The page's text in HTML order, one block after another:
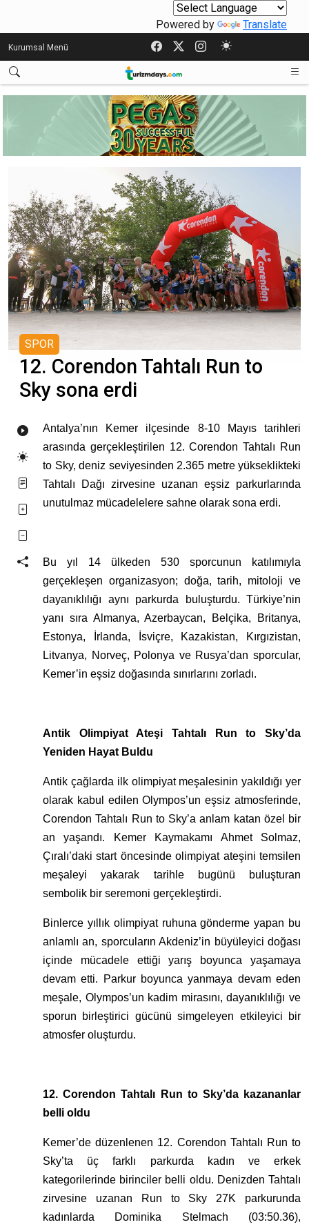
Powered by Translate
Kurumsal Menü
SPOR
12. Corendon Tahtalı Run to
Sky sona erdi
Antalya’nın Kemer ilçesinde 8-10 Mayıs tarihleri
arasında gerçekleştirilen 12. Corendon Tahtalı Run
to Sky, deniz seviyesinden 2.365 metre yükseklikteki
Tahtalı Dağı zirvesine uzanan eşsiz parkurlarında
unutulmaz mücadelelere sahne olarak sona erdi.
Bu yıl 14 ülkeden 530 sporcunun katılımıyla
gerçekleşen organizasyon; doğa, tarih, mitoloji ve
dayanıklılığı aynı parkurda buluşturdu. Türkiye’nin
yanı sıra Almanya, Azerbaycan, Belçika, Britanya,
Estonya, İrlanda, İsviçre, Kazakistan, Kırgızistan,
Litvanya, Norveç, Polonya ve Rusya’dan sporcular,
Kemer’in eşsiz doğasında sınırlarını zorladı.
Antik Olimpiyat Ateşi Tahtalı Run to Sky’da
Yeniden Hayat Buldu
Antik çağlarda ilk olimpiyat meşalesinin yakıldığı yer
olarak kabul edilen Olympos’un eşsiz atmosferinde,
Corendon Tahtalı Run to Sky’a anlam katan özel bir
an yaşandı. Kemer Kaymakamı Ahmet Solmaz,
Çıralı’daki start öncesinde olimpiyat ateşini temsilen
meşaleyi yakarak tarihle bugünü buluşturan
sembolik bir seremoni gerçekleştirdi.
Binlerce yıllık olimpiyat ruhuna gönderme yapan bu
anlamlı an, sporcuların Akdeniz’in büyüleyici doğası
içinde mücadele ettiği yarış boyunca yaşamaya
devam etti. Parkur boyunca yanmaya devam eden
meşale, Olympos’un kadim mirasını, dayanıklılığı ve
sporun birleştirici gücünü simgeleyen etkileyici bir
atmosfer oluşturdu.
12. Corendon Tahtalı Run to Sky’da kazananlar
belli oldu
Kemer’de düzenlenen 12. Corendon Tahtalı Run to
Sky’ta üç farklı parkurda kadın ve erkek
kategorilerinde birinciler belli oldu. Denizden Tahtalı
zirvesine uzanan Run to Sky 27K parkurunda
kadınlarda Dominika Stelmach (03:50.36),